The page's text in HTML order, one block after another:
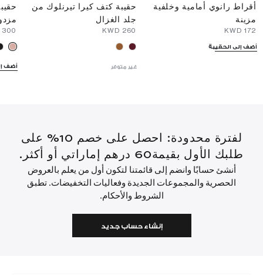
أقراط رانوي أمامية وخلفية
مزينة
أضف إلى الحقيبة
حقيبة كتف كيرا تيرنلوك من
جلد الغزال
غير متوفر أضف
لفترة محدودة: احصل على خصم 10% على
طلبك الأول بقيمة60 درهم إماراتي أو أكثر.
أنشئ حسابًا وانضم إلى قائمتنا لتكون أول من يعلم بالعروض
الحصرية والمجموعات الجديدة وفعاليات التخفيضات. تطبق
الشروط والأحكام.
إنشاء حساب جديد